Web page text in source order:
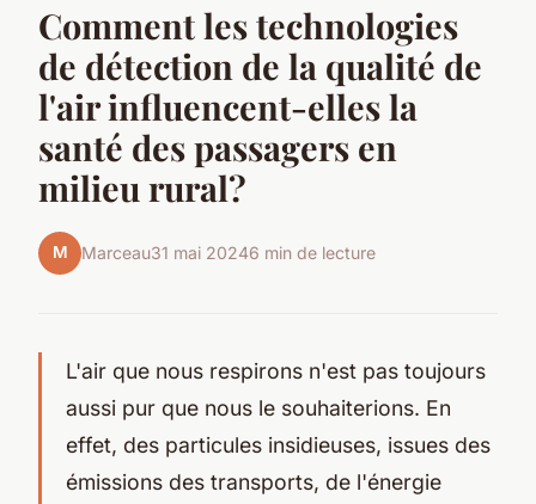
Comment les technologies
de détection de la qualité de
l'air influencent-elles la
santé des passagers en
milieu rural?
M Marceau31 mai 20246 min de lecture
L'air que nous respirons n'est pas toujours
aussi pur que nous le souhaiterions. En
effet, des particules insidieuses, issues des
émissions des transports, de l'énergie